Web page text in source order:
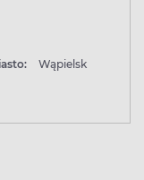
Wąpielsk